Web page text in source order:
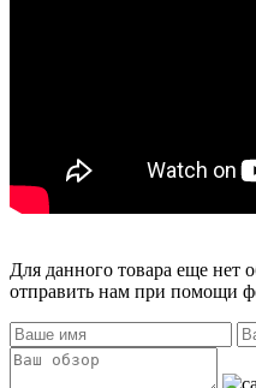
Для данного товара еще нет
отправить нам при помощи